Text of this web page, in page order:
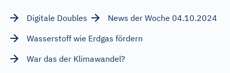
Digitale Doubles
News der Woche 04.10.2024
Wasserstoff wie Erdgas fördern
War das der Klimawandel?